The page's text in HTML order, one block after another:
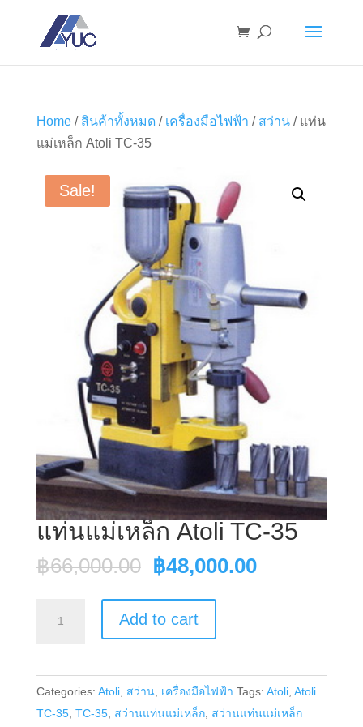
Home/ สินค้าทั้งหมด/ เครื่องมือไฟฟ้า / สว่าน/ แท่น
แม่เหล็ก Atoli TC-35
Sale!
แท่นแม่เหล็ก Atoli TC-35
฿66,000.00 Original
was:
฿66,000.00.
฿48,000.00Current
Atoli
TC-
35
Add to cart
Categories: Atoli, สว่าน, เครื่องมือไฟฟ้า Tags: Atoli, Atoli
TC-35, TC-35, สว่านแท่นแม่เหล็ก, สว่านแท่นแม่เหล็ก